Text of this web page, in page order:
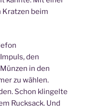
beim
den
in den
zu wählen.
Schon klingelte
Rucksack. Und